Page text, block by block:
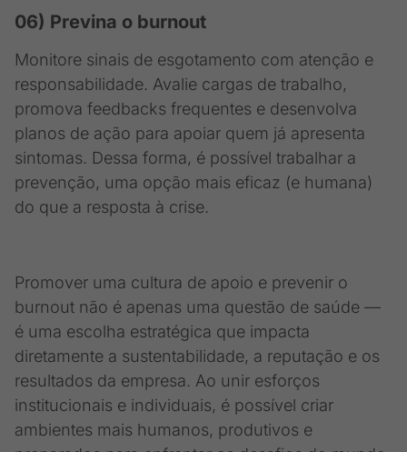
06) Previna o burnout
Monitore sinais de esgotamento com atenção e
responsabilidade. Avalie cargas de trabalho,
promova feedbacks frequentes e desenvolva
planos de ação para apoiar quem já apresenta
sintomas. Dessa forma, é possível trabalhar a
prevenção, uma opção mais eficaz (e humana)
do que a resposta à crise.
Promover uma cultura de apoio e prevenir o
burnout não é apenas uma questão de saúde —
é uma escolha estratégica que impacta
diretamente a sustentabilidade, a reputação e os
resultados da empresa. Ao unir esforços
institucionais e individuais, é possível criar
ambientes mais humanos, produtivos e